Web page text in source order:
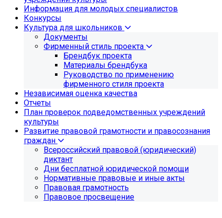
Информация для молодых специалистов
Конкурсы
Культура для школьников
Документы
Фирменный стиль проекта
Брендбук проекта
Материалы брендбука
Руководство по применению
фирменного стиля проекта
Независимая оценка качества
Отчеты
План проверок подведомственных учреждений
культуры
Развитие правовой грамотности и правосознания
граждан
Всероссийский правовой (юридический)
диктант
Дни бесплатной юридической помощи
Нормативные правовые и иные акты
Правовая грамотность
Правовое просвещение